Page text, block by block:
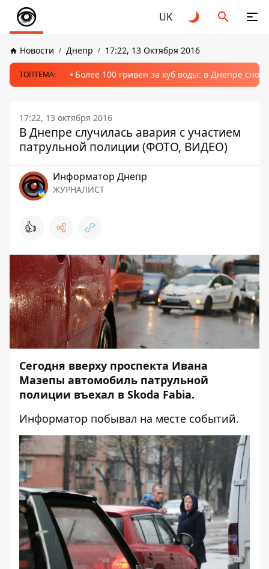
UK
Новости Днепр 17:22, 13 Октября 2016
ТОПТЕМА: Более 100 гривен за куб воды: в Днепре
17:22, 13 октября 2016
В Днепре случилась авария с участием
патрульной полиции (ФОТО, ВИДЕО)
Информатор Днепр
ЖУРНАЛИСТ
👍
Сегодня вверху проспекта Ивана
Мазепы автомобиль патрульной
полиции въехал в Skoda Fabia.
Информатор побывал на месте событий.